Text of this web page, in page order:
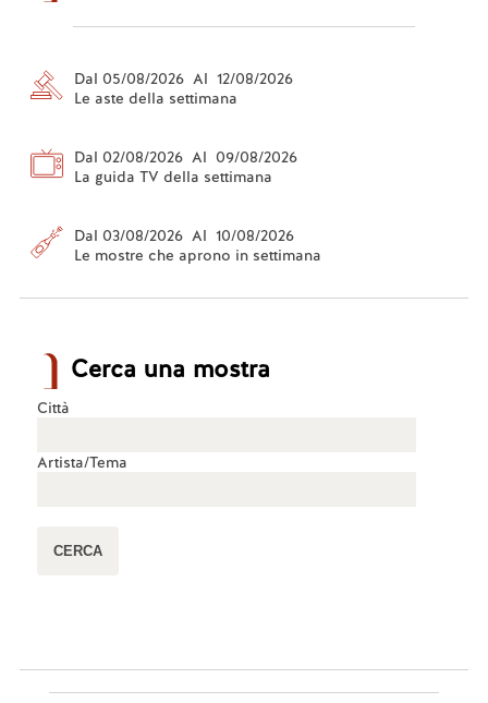
Dal 05/08/2026 Al 12/08/2026
Le aste della settimana
Dal 02/08/2026 Al 09/08/2026
La guida TV della settimana
Dal 03/08/2026 Al 10/08/2026
Le mostre che aprono in settimana
Cerca una mostra
Città
Artista/Tema